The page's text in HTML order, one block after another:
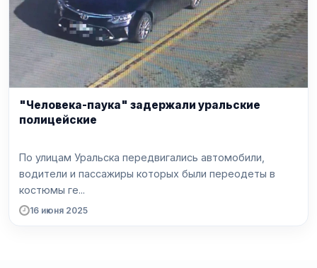
"Человека-паука" задержали уральские
полицейские
По улицам Уральска передвигались автомобили,
водители и пассажиры которых были переодеты в
костюмы ге...
16 июня 2025